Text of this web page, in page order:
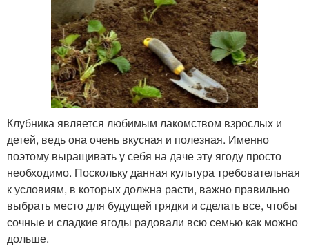
Клубника является любимым лакомством взрослых и
детей, ведь она очень вкусная и полезная. Именно
поэтому выращивать у себя на даче эту ягоду просто
необходимо. Поскольку данная культура требовательная
к условиям, в которых должна расти, важно правильно
выбрать место для будущей грядки и сделать все, чтобы
сочные и сладкие ягоды радовали всю семью как можно
дольше.